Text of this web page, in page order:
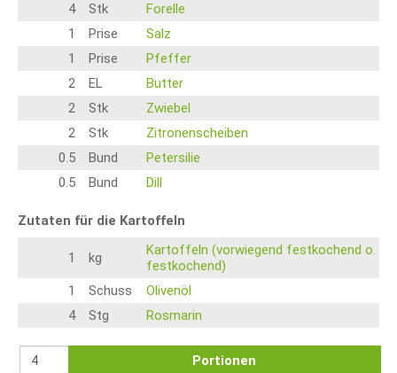
4 Stk
Forelle
1
Prise
Salz
1
Prise
Pfeffer
2
EL
Butter
2
Stk
Zwiebel
2
Stk
Zitronenscheiben
0.5
Bund
Petersilie
0.5
Bund Dill
Zutaten für die Kartoffeln
1 kg
Kartoffeln (vorwiegend festkochend o.
festkochend)
1
Schuss
Olivenöl
4
Stg Rosmarin
Portionen